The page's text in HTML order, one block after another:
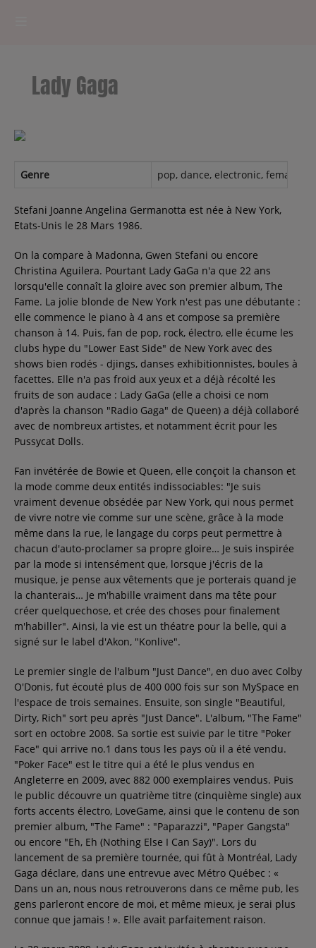
RADIOPLAYER
PODCASTS
CONCOURS
Contact
Contact
Régie Publicitaire
Fréquences
Recherche d'un titre
SE CONNECTER
Lady Gaga
Genre pop, dance, electronic, female
Stefani Joanne Angelina Germanotta est née à New York,
Etats-Unis le 28 Mars 1986.
On la compare à Madonna, Gwen Stefani ou encore
Christina Aguilera. Pourtant Lady GaGa n'a que 22 ans
lorsqu'elle connaît la gloire avec son premier album, The
Fame. La jolie blonde de New York n'est pas une débutante :
elle commence le piano à 4 ans et compose sa première
chanson à 14. Puis, fan de pop, rock, électro, elle écume les
clubs hype du "Lower East Side" de New York avec des
shows bien rodés - djings, danses exhibitionnistes, boules à
facettes. Elle n'a pas froid aux yeux et a déjà récolté les
fruits de son audace : Lady GaGa (elle a choisi ce nom
d'après la chanson "Radio Gaga" de Queen) a déjà collaboré
avec de nombreux artistes, et notamment écrit pour les
Pussycat Dolls.
Fan invétérée de Bowie et Queen, elle conçoit la chanson et
la mode comme deux entités indissociables: "Je suis
vraiment devenue obsédée par New York, qui nous permet
de vivre notre vie comme sur une scène, grâce à la mode
même dans la rue, le langage du corps peut permettre à
chacun d'auto-proclamer sa propre gloire… Je suis inspirée
par la mode si intensément que, lorsque j'écris de la
musique, je pense aux vêtements que je porterais quand je
la chanterais… Je m'habille vraiment dans ma tête pour
créer quelquechose, et crée des choses pour finalement
m'habiller". Ainsi, la vie est un théatre pour la belle, qui a
signé sur le label d'Akon, "Konlive".
Le premier single de l'album "Just Dance", en duo avec Colby
O'Donis, fut écouté plus de 400 000 fois sur son MySpace en
l'espace de trois semaines. Ensuite, son single "Beautiful,
Dirty, Rich" sort peu après "Just Dance". L'album, "The Fame"
sort en octobre 2008. Sa sortie est suivie par le titre "Poker
Face" qui arrive no.1 dans tous les pays où il a été vendu.
"Poker Face" est le titre qui a été le plus vendus en
Angleterre en 2009, avec 882 000 exemplaires vendus. Puis
le public découvre un quatrième titre (cinquième single) aux
forts accents électro, LoveGame, ainsi que le contenu de son
premier album, "The Fame" : "Paparazzi", "Paper Gangsta"
ou encore "Eh, Eh (Nothing Else I Can Say)". Lors du
lancement de sa première tournée, qui fût à Montréal, Lady
Gaga déclare, dans une entrevue avec Métro Québec : «
Dans un an, nous nous retrouverons dans ce même pub, les
gens parleront encore de moi, et même mieux, je serai plus
connue que jamais ! ». Elle avait parfaitement raison.